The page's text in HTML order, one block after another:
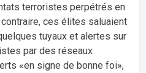
terroristes perpétrés en
ces élites saluaient
tuyaux et alertes sur
par des réseaux
«en signe de bonne foi»,